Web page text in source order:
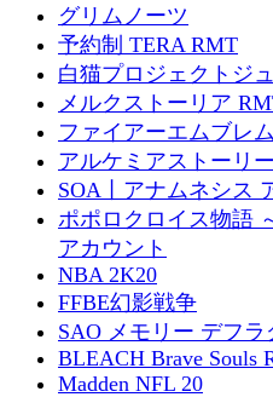
グリムノーツ
予約制 TERA RMT
白猫プロジェクトジ
メルクストーリア
ファイアーエムブレ
アルケミアストーリ
SOA丨アナムネシス
ポポロクロイス物語
アカウント
NBA 2K20
FFBE幻影戦争
SAO メモリー デフラ
BLEACH Brave Souls
Madden NFL 20